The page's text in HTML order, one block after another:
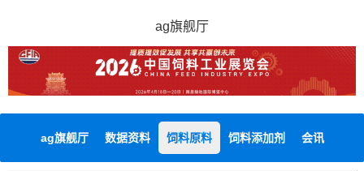
ag旗舰厅
ag旗舰厅 数据资料 饲料原料 饲料添加剂 会讯